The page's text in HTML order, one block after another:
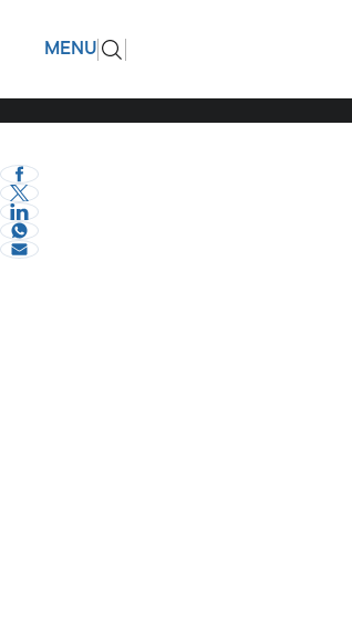
MENU